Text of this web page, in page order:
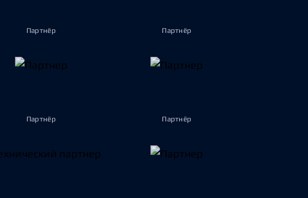
Партнёр Партнёр
Партнёр Партнёр